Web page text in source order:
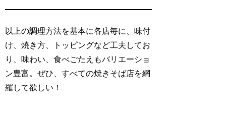
以上の調理方法を基本に各店毎に、味付
け、焼き方、トッピングなど工夫してお
り、味わい、食べごたえもバリエーショ
ン豊富。ぜひ、すべての焼きそば店を網
羅して欲しい！